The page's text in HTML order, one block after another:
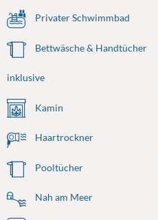
Privater Schwimmbad
Bettwäsche & Handtücher
inklusive
Kamin
Haartrockner
Pooltücher
Nah am Meer